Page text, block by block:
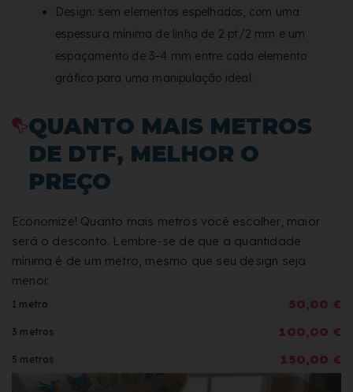
Design: sem elementos espelhados, com uma
espessura mínima de linha de 2 pt/2 mm e um
espaçamento de 3–4 mm entre cada elemento
gráfico para uma manipulação ideal.
QUANTO MAIS METROS
DE DTF, MELHOR O
PREÇO
Economize! Quanto mais metros você escolher, maior
será o desconto. Lembre-se de que a quantidade
mínima é de um metro, mesmo que seu design seja
menor.
1 metro 50,00 €
3 metros 100,00 €
5 metros 150,00 €